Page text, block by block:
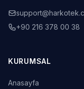
+90 216 378 00 38
KURUMSAL
Anasayfa